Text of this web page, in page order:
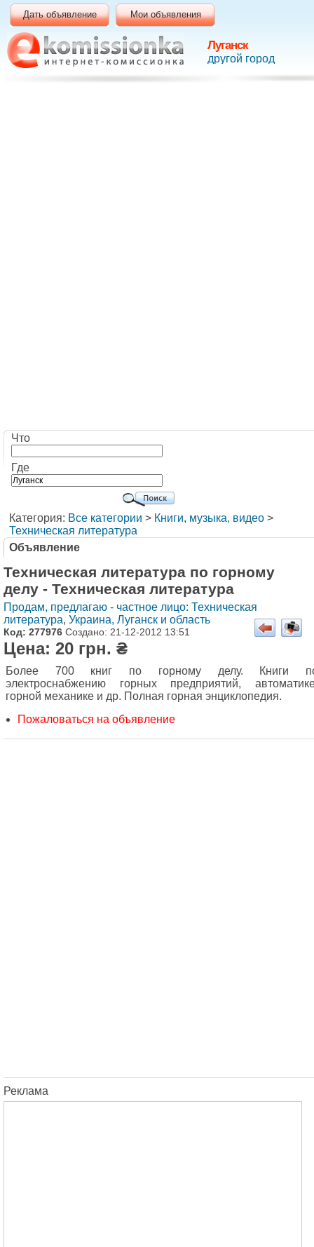
Луганск
другой город
Дать объявление Мои объявления
Что
Где
Категория: Все категории > Книги, музыка, видео >
Техническая литература
Объявление
Техническая литература по горному
делу - Техническая литература
Продам, предлагаю - частное лицо: Техническая
литература, Украина, Луганск и область
Код: 277976 Создано: 21-12-2012 13:51
Цена: 20 грн. ₴
Более 700 книг по горному делу. Книги
электроснабжению горных предприятий,
горной механике и др. Полная горная энциклопедия.
Пожаловаться на объявление
Реклама